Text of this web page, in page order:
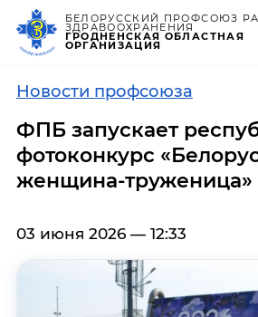
БЕЛОРУССКИЙ ПРОФСОЮЗ
ЗДРАВООХРАНЕНИЯ
ГРОДНЕНСКАЯ ОБЛАСТНАЯ
ОРГАНИЗАЦИЯ
Новости профсоюза
ФПБ запускает
фотоконкурс
женщина-труженица»
03 июня 2026 — 12:33